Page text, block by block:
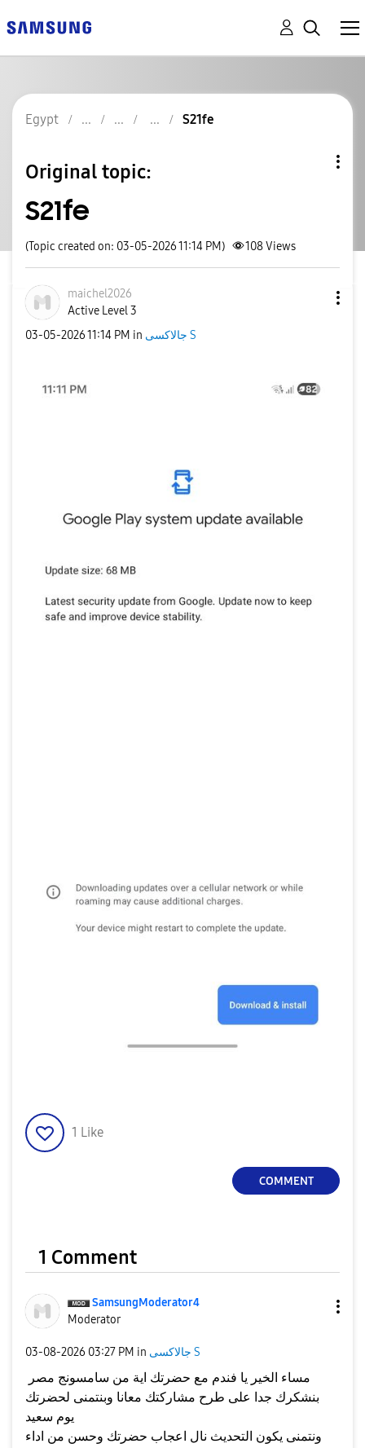
Egypt S21fe
Original topic:
S21fe
(Topic created on: 03-05-2026 11:14 PM) 108Views
maichel2026
Active Level 3
‎03-05-202611:14 PM in جالاكسى S
1 Like
COMMENT
1 Comment
SamsungModerator4
Moderator
‎03-08-2026 03:27 PM in جالاكسى S
مساء الخير يا فندم مع حضرتك اية من سامسونج مصر
بنشكرك جدا على طرح مشاركتك معانا وبنتمنى لحضرتك
يوم سعيد
ونتمنى يكون التحديث نال اعجاب حضرتك وحسن من اداء